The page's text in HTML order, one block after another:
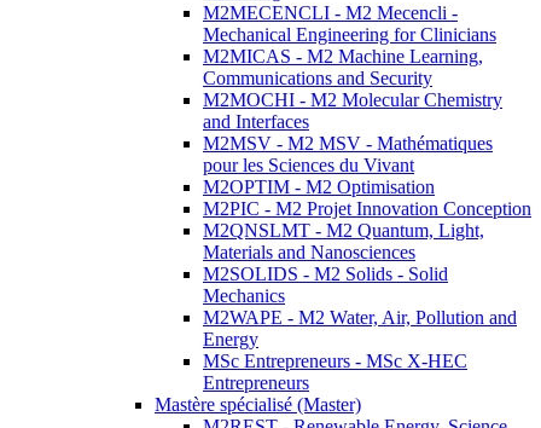
M2MECENCLI - M2 Mecencli -
Mechanical Engineering for Clinicians
M2MICAS - M2 Machine Learning,
Communications and Security
M2MOCHI - M2 Molecular Chemistry
and Interfaces
M2MSV - M2 MSV - Mathématiques
pour les Sciences du Vivant
M2OPTIM - M2 Optimisation
M2PIC - M2 Projet Innovation Conception
M2QNSLMT - M2 Quantum, Light,
Materials and Nanosciences
M2SOLIDS - M2 Solids - Solid
Mechanics
M2WAPE - M2 Water, Air, Pollution and
Energy
MSc Entrepreneurs - MSc X-HEC
Entrepreneurs
Mastère spécialisé (Master)